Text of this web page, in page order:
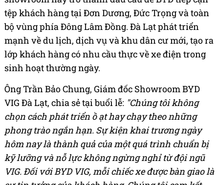
tệp khách hàng tại Đơn Dương, Đức Trọng và toàn
bộ vùng phía Đông Lâm Đồng. Đà Lạt phát triển
mạnh về du lịch, dịch vụ và khu dân cư mới, tạo ra
lớp khách hàng có nhu cầu thực về xe điện trong
sinh hoạt thường ngày.
Ông Trần Bảo Chung, Giám đốc Showroom BYD
VIG Đà Lạt, chia sẻ tại buổi lễ: "Chúng tôi không
chọn cách phát triển ồ ạt hay chạy theo những
phong trào ngắn hạn. Sự kiện khai trương ngày
hôm nay là thành quả của một quá trình chuẩn bị
kỹ lưỡng và nỗ lực không ngừng nghỉ từ đội ngũ
VIG. Đối với BYD VIG, mỗi chiếc xe được bàn giao là